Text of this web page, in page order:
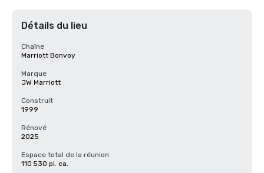
Détails du lieu
Chaîne
Marriott Bonvoy
Marque
JW Marriott
Construit
1999
Rénové
2025
Espace total de la réunion
110 530 pi. ca.